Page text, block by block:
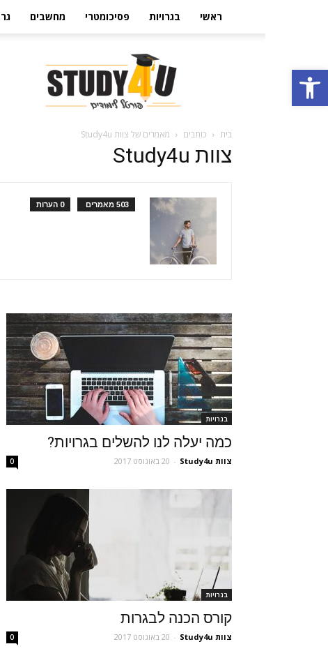
פתח סרגל נגישות
ראשי בגרויות פסיכומטרי מחשבים
ללימודים
בישראל
Study4U
בית כותבים מאמרים של צוות Study4u
צוות Study4u
503 מאמרים 0 הערות
בגרויות
כמה יעלה לנו להשלים בגרויות?
צוות Study4u - 20 באוגוסט 2017 0
בגרויות
קורס הכנה לבגרות
צוות Study4u - 20 באוגוסט 2017 0